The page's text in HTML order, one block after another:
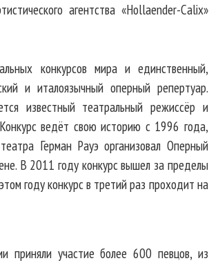
агентства «Hollaender-Calix»
конкурсов мира и единственный,
и италоязычный оперный репертуар.
известный театральный режиссёр и
ведёт свою историю с 1996 года,
Герман Рауэ организовал Оперный
В 2011 году конкурс вышел за пределы
году конкурс в третий раз проходит на
приняли участие более 600 певцов, из